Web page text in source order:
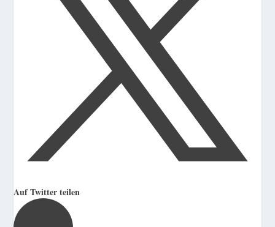
Auf Twitter teilen